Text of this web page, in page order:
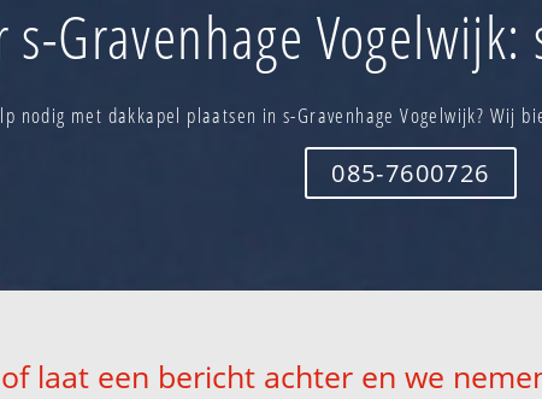
s-Gravenhage
nodig met dakkapel plaatsen in s-Gravenhage Vogelwijk? Wij
085-7600726
laat een bericht achter en we